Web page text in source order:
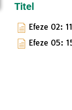
Titel
Efeze 02:
Efeze 05: